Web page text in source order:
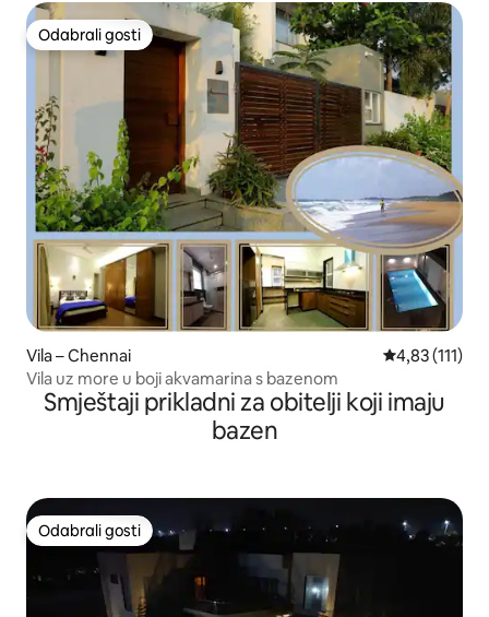
Odabrali gosti
Odabrali gosti
Vila – Chennai Prosječna
4,83 (111)
Vila uz more u boji akvamarina s bazenom
Smještaji prikladni za obitelji koji imaju
bazen
Odabrali gosti
Odabrali gosti